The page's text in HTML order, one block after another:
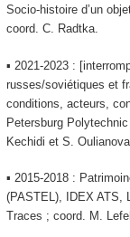
Socio-histoire d’un
coord. C. Radtka.
▪ 2021-2023 :
russes/soviétiques et
conditions, acteurs,
Petersburg
Kechidi et S. Oulianova.
▪ 2015-2018 :
(PASTEL), IDEX ATS,
Traces ; coord. M.